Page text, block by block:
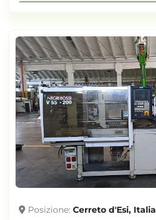
Posizione Cerreto d'Esi, Italia